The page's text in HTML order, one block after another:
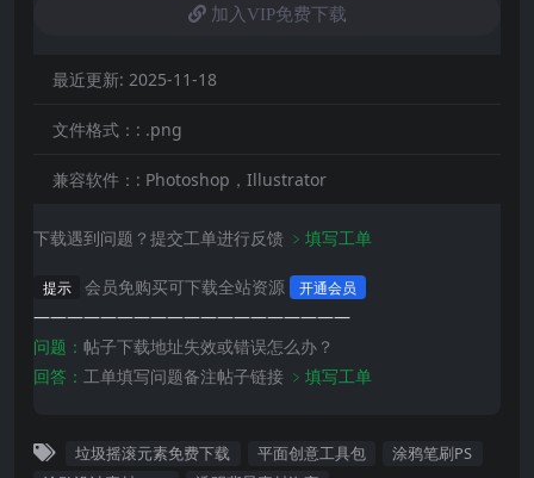
加入VIP免费下载
最近更新: 2025-11-18
文件格式：: .png
兼容软件：: Photoshop，Illustrator‌
下载遇到问题？提交工单进行反馈 ﹥填写工单
提示 会员免购买可下载全站资源 开通会员
———————————————————
问题： 帖子下载地址失效或错误怎么办？
回答： 工单填写问题备注帖子链接 ﹥填写工单
垃圾摇滚元素免费下载 平面创意工具包
涂鸦笔刷PS